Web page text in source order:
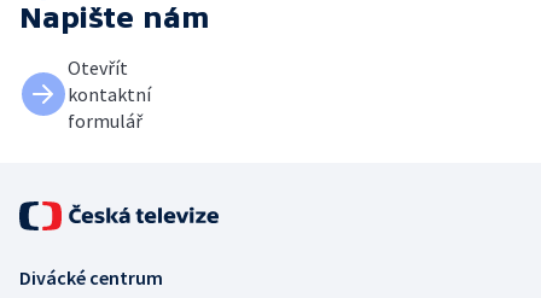
Napište nám
Otevřít
kontaktní
formulář
Divácké centrum